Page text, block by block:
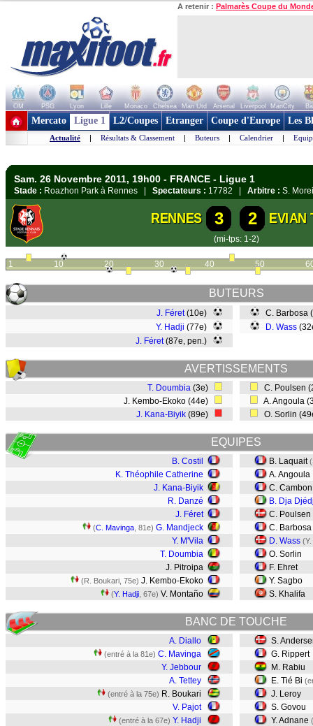
A retenir : Palmarès Coupe du
OM PSG Lyon Lille Monaco Chelsea Man Utd Arsenal Liverpool ManCity
+ de clubs
Mercato Ligue 1 L2/Coupes Etranger Coupe d'Europe Les
Actualité | Résultats & Classement | Buteurs | Calendrier |
Sam. 26 Novembre 2011, 19h00 - FRANCE - Ligue 1
Stade : Roazhon Park à Rennes | Spectateurs : 17782 | Arbitre : S.
RENNES 3 2 EVIAN
(mi-tps: 1-2)
1 10 20 30 40 50
BUTEURS
J. Féret(10e)
Y. Hadji (77e)
J. Féret(87e, pen.)
C. Barbosa
D. Wass
AVERTISSEMENTS
T. Doumbia (3e)
J. Kembo-Ekoko (44e)
J. Kana-Biyik (89e)
C. Poulsen
A. Angoula
O. Sorlin
EQUIPES
B. Costil
K. Théophile Catherine
J. Kana-Biyik
R. Danzé
J. Féret
(C. Mavinga , 81e) G. Mandjeck
Y. M'Vila
T. Doumbia
J. Pitroipa
(R. Boukari, 75e) J. Kembo-Ekoko
(Y. Hadji , 67e) V. Montaño
B. Laquait
A. Angoula
C. Cambon
B. Dja
C. Poulsen
C. Barbosa
D. Wass
O. Sorlin
F. Ehret
Y. Sagbo
S. Khalifa
BANC DE TOUCHE
A. Diallo
(entré à la 81e) C. Mavinga
Y. Jebbour
A. Tettey
(entré à la 75e) R. Boukari
V. Pajot
(entré à la 67e) Y. Hadji
S.
G. Rippert
M. Rabiu
E. Tié Bi
J. Leroy
S. Govou
Y. Adnane